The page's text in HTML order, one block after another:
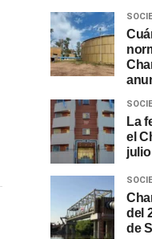
La
el
julio
del
de